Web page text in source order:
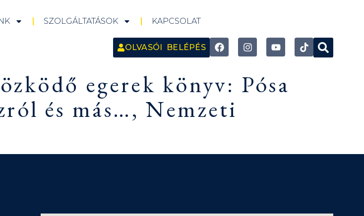
SZOLGÁLTATÁSOK KAPCSOLAT
OLVASÓI BELÉPÉS
egerek könyv: Pósa
és más…, Nemzeti